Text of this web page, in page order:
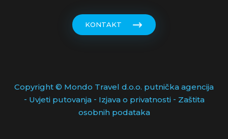
KONTAKT
Copyright © Mondo Travel d.o.o. putnička agencija
- Uvjeti putovanja- Izjava o privatnosti- Zaštita
osobnih podataka